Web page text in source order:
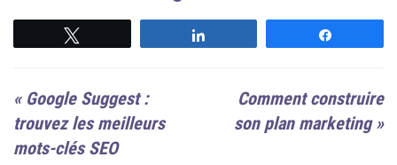
« Google Suggest :
trouvez les meilleurs
mots-clés SEO
Comment construire
son plan marketing»